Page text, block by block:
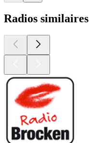
Radios similaires